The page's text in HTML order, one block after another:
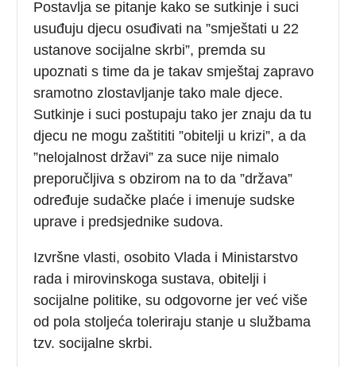
Postavlja se pitanje kako se sutkinje i suci
usuđuju djecu osuđivati na ”smještati u 22
ustanove socijalne skrbi”, premda su
upoznati s time da je takav smještaj zapravo
sramotno zlostavljanje tako male djece.
Sutkinje i suci postupaju tako jer znaju da tu
djecu ne mogu zaštititi ”obitelji u krizi”, a da
”nelojalnost državi” za suce nije nimalo
preporučljiva s obzirom na to da ”država”
određuje sudačke plaće i imenuje sudske
uprave i predsjednike sudova.
Izvršne vlasti, osobito Vlada i Ministarstvo
rada i mirovinskoga sustava, obitelji i
socijalne politike, su odgovorne jer već više
od pola stoljeća toleriraju stanje u službama
tzv. socijalne skrbi.